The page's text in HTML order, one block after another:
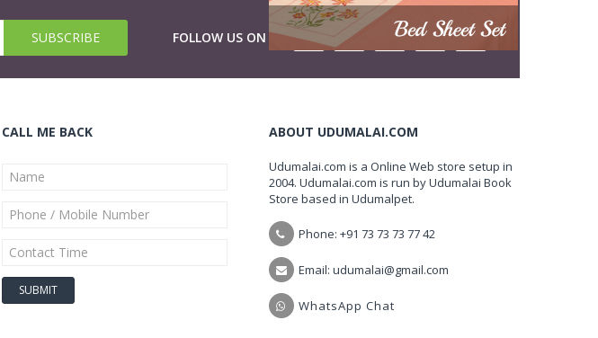
FOLLOW US ON
CALL ME BACK ABOUT UDUMALAI.COM
Udumalai.com is a Online Web store setup in
2004. Udumalai.com is run by Udumalai Book
Store based in Udumalpet.
Phone: +91 73 73 73 77 42
Email: udumalai@gmail.com
WhatsApp Chat